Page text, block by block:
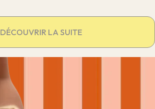
DÉCOUVRIR LA SUITE